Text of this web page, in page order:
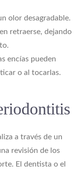
olor desagradable.
retraerse, dejando
encías pueden
o al tocarlas.
a través de un
revisión de los
El dentista o el